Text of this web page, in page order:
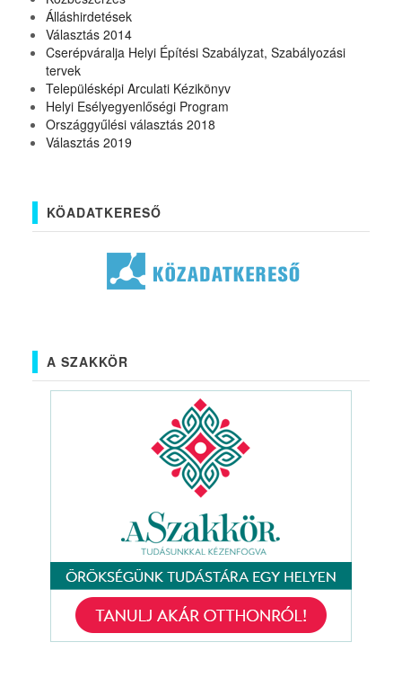
Álláshirdetések
Választás 2014
Cserépváralja Helyi Építési Szabályzat, Szabályozási
tervek
Településképi Arculati Kézikönyv
Helyi Esélyegyenlőségi Program
Országgyűlési választás 2018
Választás 2019
KÖADATKERESŐ
A SZAKKÖR